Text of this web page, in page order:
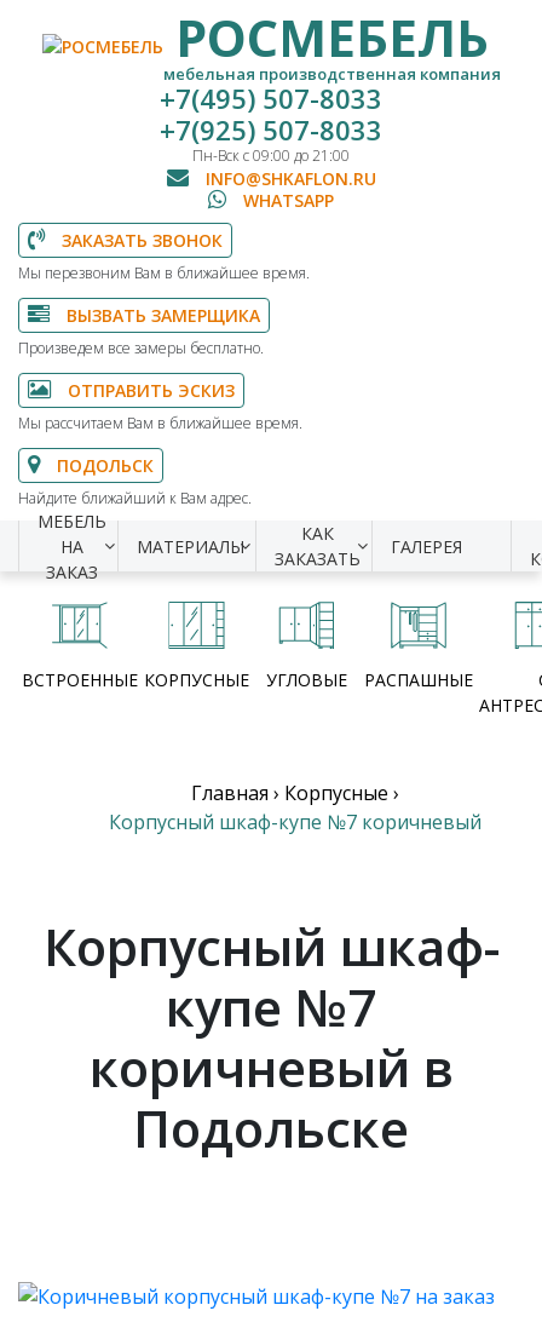
РОСМЕБЕЛЬ
мебельная производственная компания
+7(495) 507-8033
+7(925) 507-8033
Пн-Вск с 09:00 до 21:00
INFO@SHKAFLON.RU
WHATSAPP
ЗАКАЗАТЬ ЗВОНОК
Мы перезвоним Вам в ближайшее время.
ВЫЗВАТЬ ЗАМЕРЩИКА
Произведем все замеры бесплатно.
ОТПРАВИТЬ ЭСКИЗ
Мы рассчитаем Вам в ближайшее время.
ПОДОЛЬСК
Найдите ближайший к Вам адрес.
МЕБЕЛЬ
НА
ЗАКАЗ
МАТЕРИАЛЫ
КАК
ЗАКАЗАТЬ
ГАЛЕРЕЯ
ВСТРОЕННЫЕ КОРПУСНЫЕ УГЛОВЫЕ РАСПАШНЫЕ
Главная › Корпусные ›
Корпусный шкаф-купе №7 коричневый
Корпусный шкаф-
купе №7
коричневый в
Подольске